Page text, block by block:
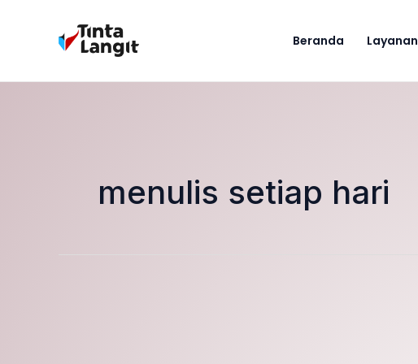
Beranda Layanan
menulis setiap hari